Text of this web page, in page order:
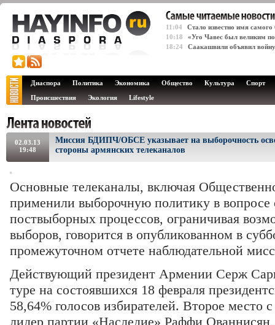
11:04
Стало известно имя
10:18
«Уго Чавес был великим
18:24
Саакашвили объявил
Диаспора Политика Экономика Общество Культура
Спорт
Происшествия
Экология Lifestyle
02.03.13
19:48
Миссия БДИПЧ/ОБСЕ указывает на выборочность
стороны армянских телеканалов
Основные телеканалы, включая
применили выборочную политику в вопросе
поствыборных процессов, ограничивая
выборов, говорится в опубликованном в
промежуточном отчете наблюдательной
Действующий президент Армении Серж
туре на состоявшихся 18 февраля
58,64% голосов избирателей. Второе место
лидер партии «Наследие» Раффи